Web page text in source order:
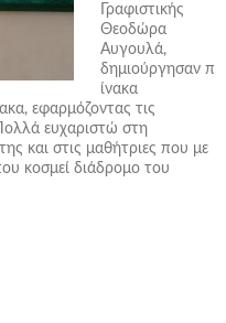
Γραφιστικής
Θεοδώρα
Αυγουλά,
δημιούργησαν π
ίνακα
εφαρμόζοντας τις
ευχαριστώ στη
και στις μαθήτριες που με
κοσμεί διάδρομο του